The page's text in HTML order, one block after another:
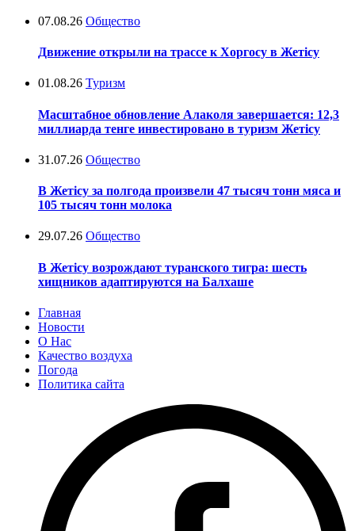
07.08.26 Общество
Движение открыли на трассе к Хоргосу в Жетісу
01.08.26 Туризм
Масштабное обновление Алаколя завершается: 12,3
миллиарда тенге инвестировано в туризм Жетісу
31.07.26 Общество
В Жетісу за полгода произвели 47 тысяч тонн мяса и
105 тысяч тонн молока
29.07.26 Общество
В Жетісу возрождают туранского тигра: шесть
хищников адаптируются на Балхаше
Главная
Новости
О Нас
Качество воздуха
Погода
Политика сайта